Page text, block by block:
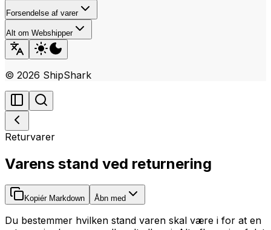
Forsendelse af varer
Alt om Webshipper
© 2026 ShipShark
Returvarer
Varens stand ved returnering
Kopiér Markdown Åbn med
Du bestemmer hvilken stand varen skal være i for at en